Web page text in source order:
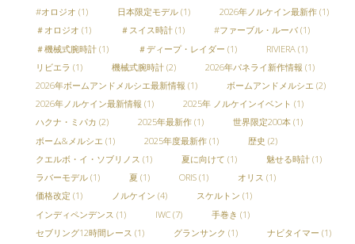
#オロジオ (1) 日本限定モデル(1) 2026年ノルケイン最新作(1)
＃オロジオ (1) ＃スイス時計(1) #ファーブル・ルーバ(1)
＃機械式腕時計(1) ＃ディープ・レイダー (1) RIVIERA(1)
リビエラ (1) 機械式腕時計(2) 2026年パネライ新作情報 (1)
2026年ボームアンドメルシエ最新情報 (1) ボームアンドメルシエ(2)
2026年ノルケイン最新情報 (1) 2025年 ノルケインイベント (1)
ハクナ・ミパカ (2) 2025年最新作(1) 世界限定200本(1)
ボーム&メルシエ (1) 2025年度最新作(1) 歴史 (2)
クエルボ・イ・ソブリノス (1) 夏に向けて (1) 魅せる時計(1)
ラバーモデル(1) 夏 (1) ORIS(1) オリス (1)
価格改定 (1) ノルケイン (4) スケルトン (1)
インディペンデンス (1) IWC(7) 手巻き (1)
セブリング12時間レース (1) グランサンク (1) ナビタイマー (1)